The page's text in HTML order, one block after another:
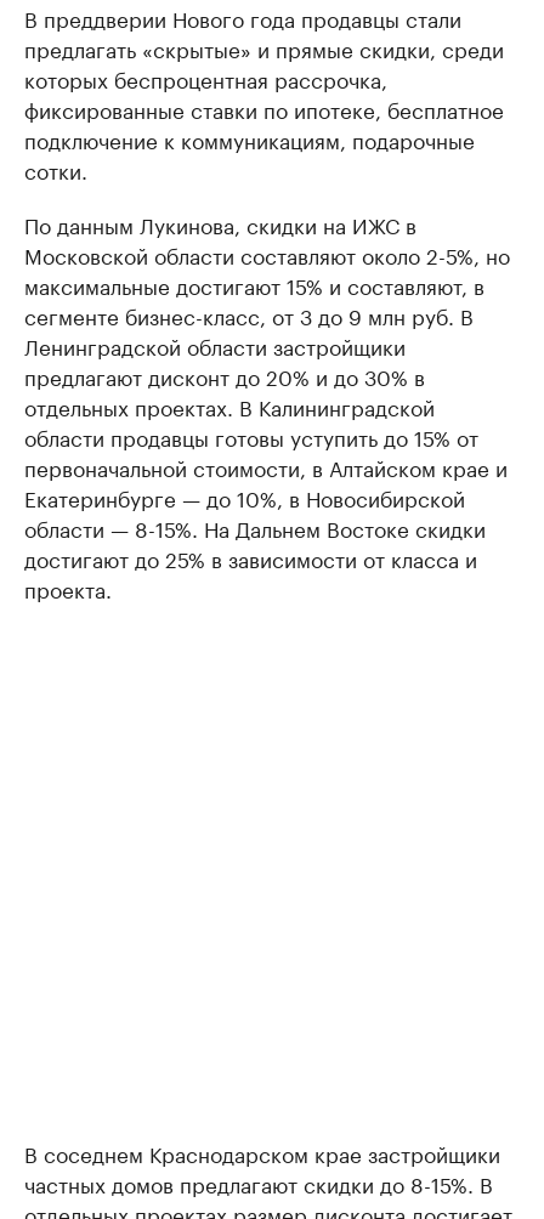
В преддверии Нового года продавцы стали
предлагать «скрытые» и прямые скидки, среди
которых беспроцентная рассрочка,
фиксированные ставки по ипотеке, бесплатное
подключение к коммуникациям, подарочные
сотки.
По данным Лукинова, скидки на ИЖС в
Московской области составляют около 2-5%, но
максимальные достигают 15% и составляют, в
сегменте бизнес-класс, от 3 до 9 млн руб. В
Ленинградской области застройщики
предлагают дисконт до 20% и до 30% в
отдельных проектах. В Калининградской
области продавцы готовы уступить до 15% от
первоначальной стоимости, в Алтайском крае и
Екатеринбурге — до 10%, в Новосибирской
области — 8-15%. На Дальнем Востоке скидки
достигают до 25% в зависимости от класса и
проекта.
В соседнем Краснодарском крае застройщики
частных домов предлагают скидки до 8-15%. В